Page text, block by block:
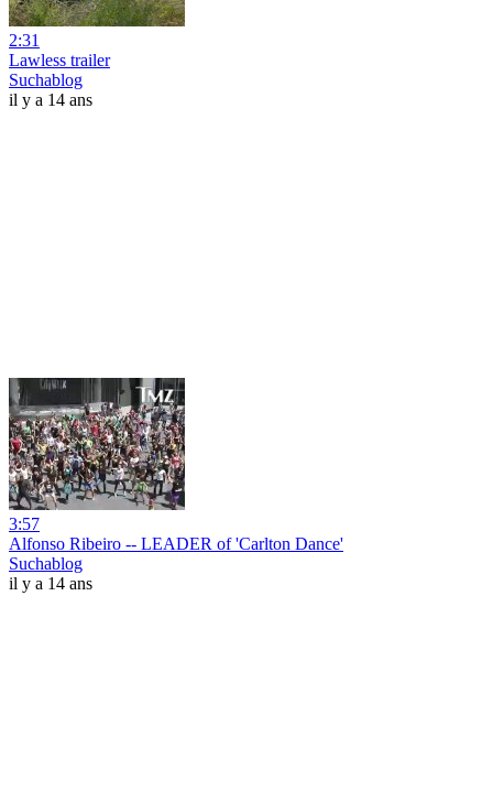
2:31
Lawless trailer
Suchablog
il y a 14 ans
3:57
Alfonso Ribeiro -- LEADER of 'Carlton Dance'
Suchablog
il y a 14 ans